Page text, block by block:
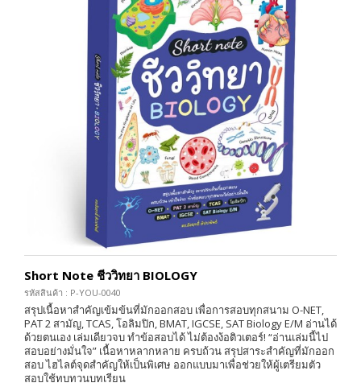
Short Note ชีววิทยา BIOLOGY
รหัสสินค้า : P-YOU-0040
สรุปเนื้อหาสำคัญเข้มข้นที่มักออกสอบ เพื่อการสอบทุกสนาม O-NET,
PAT 2 สามัญ, TCAS, โอลิมปิก, BMAT, IGCSE, SAT Biology E/M อ่านได้
ด้วยตนเอง เล่มเดียวจบ ทำข้อสอบได้ ไม่ต้องง้อติวเตอร์! “อ่านเล่มนี้ไป
สอบอย่างมั่นใจ” เนื้อหาหลากหลาย ครบถ้วน สรุปสาระสำคัญที่มักออก
สอบ ไฮไลต์จุดสำคัญให้เป็นพิเศษ ออกแบบมาเพื่อช่วยให้ผู้เตรียมตัว
สอบใช้ทบทวนบทเรียน